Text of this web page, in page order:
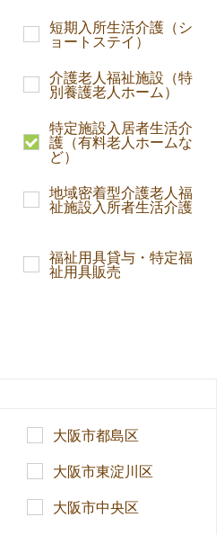
短期入所生活介護（シ
ョートステイ）
介護老人福祉施設（特
別養護老人ホーム）
特定施設入居者生活介
護（有料老人ホームな
ど）
地域密着型介護老人福
祉施設入所者生活介護
福祉用具貸与・特定福
祉用具販売
大阪市都島区
大阪市東淀川区
大阪市中央区